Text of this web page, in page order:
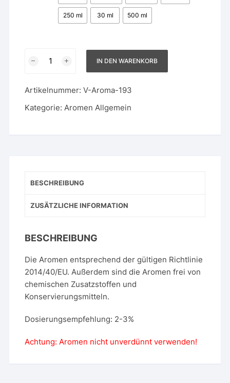
250 ml 30 ml 500 ml
Menge
IN DEN WARENKORB
Artikelnummer:V-Aroma-193
Kategorie: Aromen Allgemein
BESCHREIBUNG
ZUSÄTZLICHE INFORMATION
BESCHREIBUNG
Die Aromen entsprechend der gültigen Richtlinie
2014/40/EU. Außerdem sind die Aromen frei von
chemischen Zusatzstoffen und
Konservierungsmitteln.
Dosierungsempfehlung: 2-3%
Achtung: Aromen nicht unverdünnt verwenden!